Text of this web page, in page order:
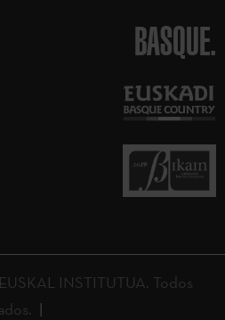
BASQUE.
INSTITUTUA. Todos